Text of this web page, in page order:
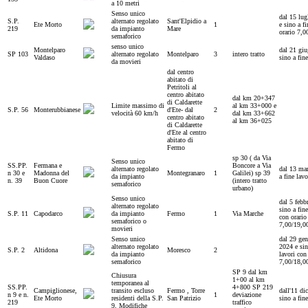
a 10 metri
S.P.
219
Ete Morto
Senso unico
alternato regolato
da impianto
semaforico
Sant'Elpidio a
Mare
1
dal 15
e sino a
orario
SP 103
Montelparo
Valdaso
senso unico
alternato regolato
da movieri
Montelparo 3 intero tratto
dal 21
sino a
S.P. 56 Monterubbianese
Limite massimo di
velocità 60 km/h
dal centro
abitato di
Petritoli al
centro abitato
di Caldarette
d'Ete- dal
centro abitato
di Caldarette
d'Ete al centro
abitato di
Fermo
2
dal km 20+347
al km 33+000 e
dal km 33+662
al km 36+025
SS.PP.
n 30 e
n. 39
Fermana e
Madonna del
Buon Cuore
Senso unico
alternato regolato
da impianto
semaforico
Montegranaro 1
sp 30 ( da Via
Boncore a Via
Galilei) sp 39
(intero tratto
urbano)
dal 13
a fine
S.P. 11 Capodarco
Senso unico
alternato regolato
da impianto
semaforico o
movieri
Fermo 1 Via Marche
dal 5
sino a
con orario
7,00/
S.P. 2 Altidona
Senso unico
alternato regolato
da impianto
semaforico
Moresco 2
dal 29
2024 e
lavori con
7,00/
SS.PP.
n 9 e n.
219
Campiglionese,
Ete Morto
Chiusura
temporanea al
transito escluso
residenti della S.P.
9, Modifiche
Fermo , Torre
San Patrizio
1
SP 9 dal km
1+00 al km
4+800 SP 219
deviazione
traffico
dall'11
sino a